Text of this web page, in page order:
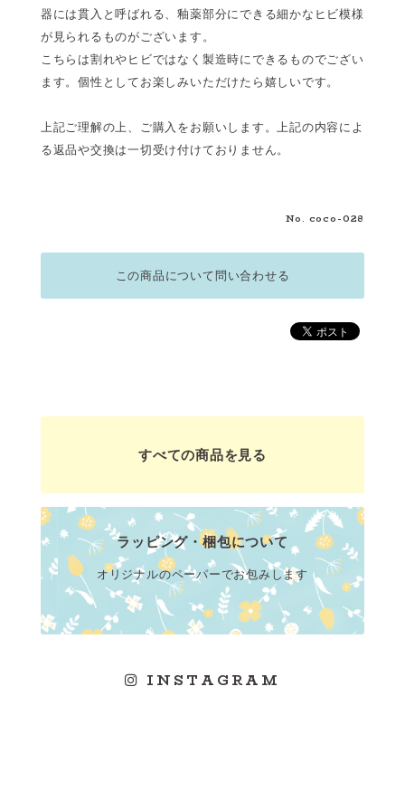
器には貫入と呼ばれる、釉薬部分にできる細かなヒビ模様
が見られるものがございます。
こちらは割れやヒビではなく製造時にできるものでござい
ます。個性としてお楽しみいただけたら嬉しいです。
上記ご理解の上、ご購入をお願いします。上記の内容によ
る返品や交換は一切受け付けておりません。
No. coco-028
この商品について問い合わせる
すべての商品を見る
ラッピング・梱包について
オリジナルのペーパーでお包みします
INSTAGRAM